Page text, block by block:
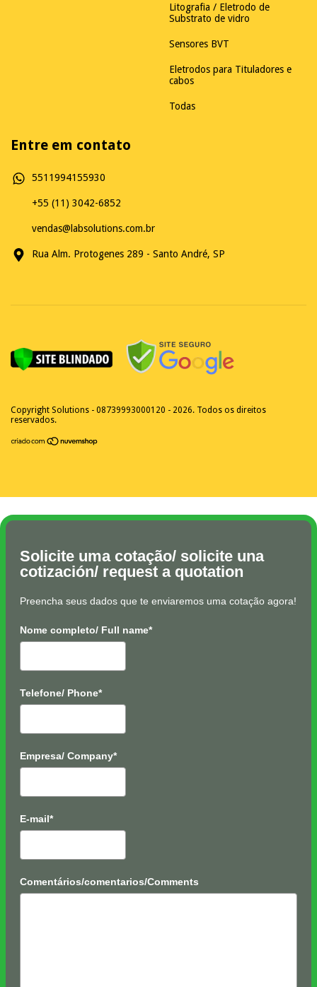
Litografia / Eletrodo de
Substrato de vidro
Sensores BVT
Eletrodos para Tituladores e
cabos
Todas
Entre em contato
5511994155930
+55 (11) 3042-6852
vendas@labsolutions.com.br
Rua Alm. Protogenes 289 - Santo André, SP
Copyright Solutions - 08739993000120 - 2026. Todos os direitos
reservados.
Solicite uma cotação/ solicite una
cotización/ request a quotation
Preencha seus dados que te enviaremos uma cotação agora!
Nome completo/ Full name*
Telefone/ Phone*
Empresa/ Company*
E-mail*
Comentários/comentarios/Comments